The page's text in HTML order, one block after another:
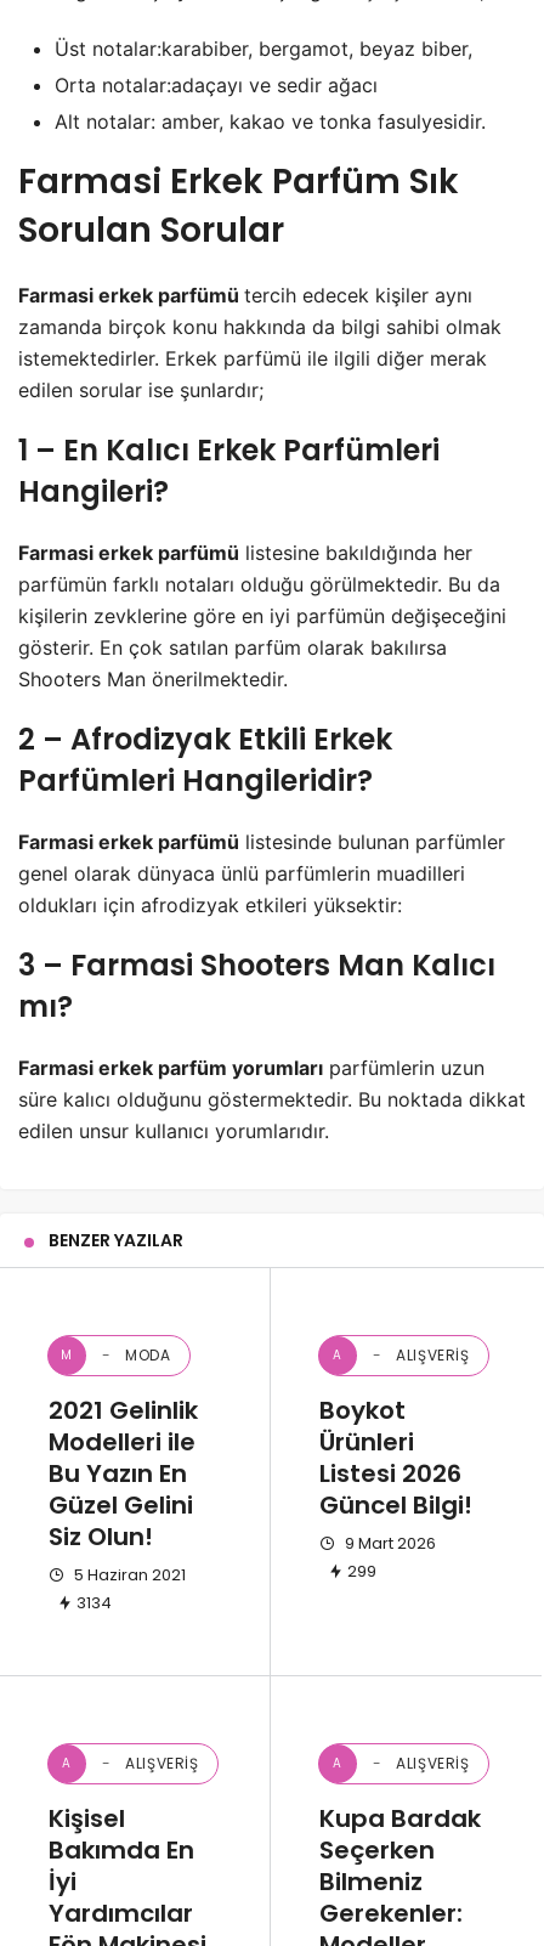
Üst notalar:karabiber, bergamot, beyaz biber,
Orta notalar:adaçayı ve sedir ağacı
Alt notalar: amber, kakao ve tonka fasulyesidir.
Farmasi Erkek Parfüm Sık
Sorulan Sorular
Farmasi erkek parfümü tercih edecek kişiler aynı
zamanda birçok konu hakkında da bilgi sahibi olmak
istemektedirler. Erkek parfümü ile ilgili diğer merak
edilen sorular ise şunlardır;
1 – En Kalıcı Erkek Parfümleri
Hangileri?
Farmasi erkek parfümü listesine bakıldığında her
parfümün farklı notaları olduğu görülmektedir. Bu da
kişilerin zevklerine göre en iyi parfümün değişeceğini
gösterir. En çok satılan parfüm olarak bakılırsa
Shooters Man önerilmektedir.
2 – Afrodizyak Etkili Erkek
Parfümleri Hangileridir?
Farmasi erkek parfümü listesinde bulunan parfümler
genel olarak dünyaca ünlü parfümlerin muadilleri
oldukları için afrodizyak etkileri yüksektir:
3 – Farmasi Shooters Man Kalıcı
mı?
Farmasi erkek parfüm yorumları parfümlerin uzun
süre kalıcı olduğunu göstermektedir. Bu noktada dikkat
edilen unsur kullanıcı yorumlarıdır.
BENZER YAZILAR
M MODA
2021 Gelinlik
Modelleri ile
Bu Yazın En
Güzel Gelini
Siz Olun!
5 Haziran 2021
3134
A ALIŞVERIŞ
Boykot
Ürünleri
Listesi 2026
Güncel Bilgi!
9 Mart 2026
299
A ALIŞVERIŞ
Kişisel
Bakımda En
İyi
Yardımcılar
A ALIŞVERIŞ
Kupa Bardak
Seçerken
Bilmeniz
Gerekenler: